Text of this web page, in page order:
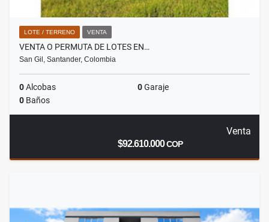
LOTE / TERRENO VENTA
VENTA O PERMUTA DE LOTES EN…
San Gil, Santander, Colombia
0Alcobas 0Garaje
0 Baños
Venta
$92.610.000COP